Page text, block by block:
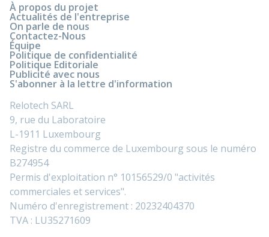
À propos du projet
Actualités de l'entreprise
On parle de nous
Contactez-Nous
Équipe
Politique de confidentialité
Politique Editoriale
Publicité avec nous
S'abonner à la lettre d'information
Relotech SARL
9, rue du Laboratoire
L-1911 Luxembourg
Registre du commerce de Luxembourg sous le numéro
B274954
Permis d'exploitation n° 10156529/0 "activités
commerciales et services".
Numéro d'enregistrement : 20232404370
TVA : LU35271609